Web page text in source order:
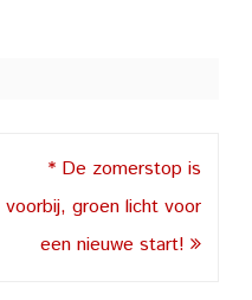
* De zomerstop is
voorbij, groen licht voor
een nieuwe start!